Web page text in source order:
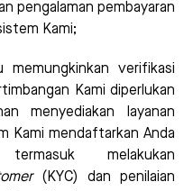
pengalaman pembayaran
Kami;
verifikasi
Kami diperlukan
menyediakan layanan
Kami mendaftarkan Anda
melakukan
(KYC) dan penilaian